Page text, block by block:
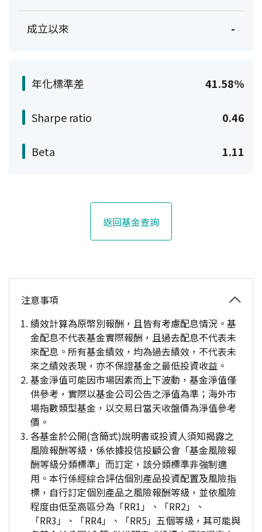
成立以來 -
年化標準差 41.58%
Sharpe ratio 0.46
Beta 1.11
返回基金查詢
注意事項
績效計算為原幣別報酬，且皆有考慮配息情況。基
金配息不代表基金實際報酬，且過去配息不代表未
來配息。所有基金績效，均為過去績效，不代表未
來之績效表現，亦不保證基金之最低投資收益。
基金淨值可能因市場因素而上下波動，基金淨值僅
供參考，實際以基金公司公告之淨值為準；海外市
場指數類型基金，以交易日當天收盤價為淨值參考
價。
各基金於公開(含簡式)說明書或投資人須知揭露之
風險報酬等級，係依據投信投顧公會「基金風險報
酬等級分類標準」而訂定，該分類標準非強制適
用。本行係經綜合評估個別產品投資配置及風險指
標，自行訂定個別產品之風險報酬等級，並依風險
程度由低至高區分為「RR1」、「RR2」、
「RR3」、「RR4」、「RR5」五個等級，其可能與